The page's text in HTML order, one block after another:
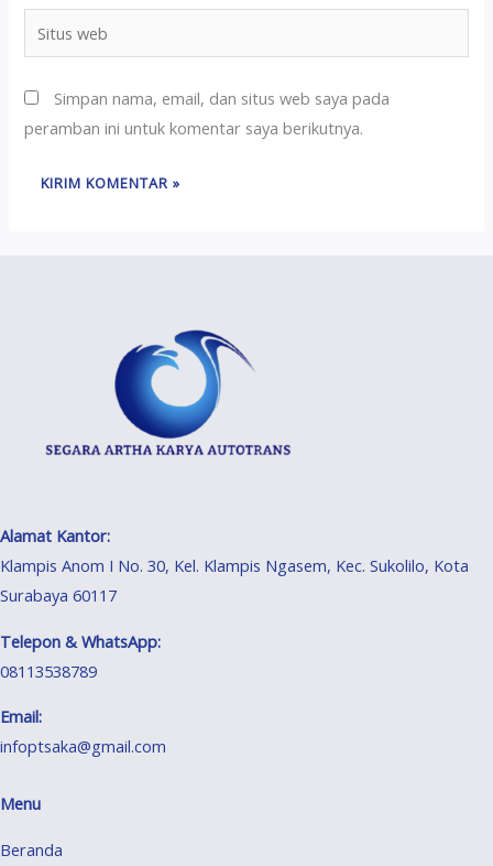
Simpan nama, email, dan situs web saya pada
peramban ini untuk komentar saya berikutnya.
Alamat Kantor:
Klampis Anom I No. 30, Kel. Klampis Ngasem, Kec. Sukolilo, Kota
Surabaya 60117
Telepon & WhatsApp:
08113538789
Email:
infoptsaka@gmail.com
Menu
Beranda